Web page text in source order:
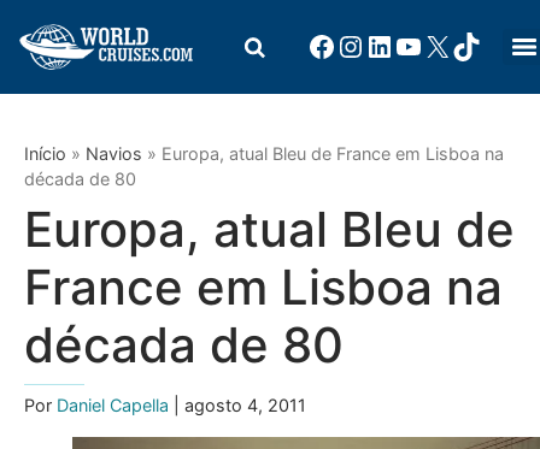
Início » Navios » Europa, atual Bleu de France em Lisboa na
década de 80
Europa, atual Bleu de
France em Lisboa na
década de 80
Por Daniel Capella | agosto 4, 2011